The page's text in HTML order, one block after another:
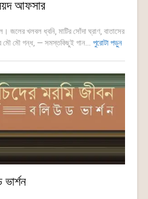
আফসার
জলের খলবল ধ্বনি, মাটির সোঁদা ঘ্রাণ, বাতাসের
মৌ মৌ গন্ধ, — সমস্তকিছুই গান... পুরোটা পড়ুন